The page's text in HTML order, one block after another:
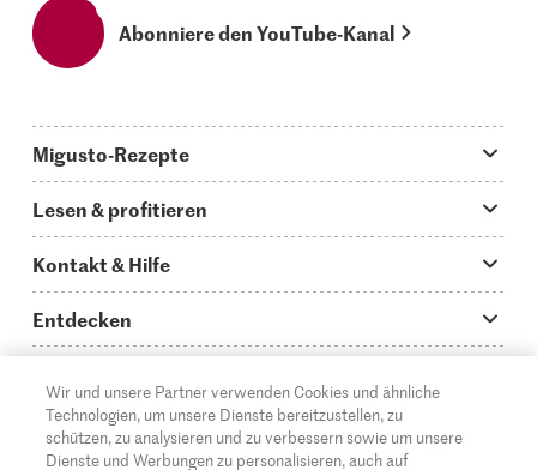
Abonniere den YouTube-Kanal
Migusto-Rezepte
Was koche ich heute?
Hauptgerichte
Schnelle & einfache Rezepte
Apéro & Fingerfood
Backen
Lesen & profitieren
Storys
How to-Videos
Glossar
Migusto Login
Kontakt & Hilfe
Infos zum Kochen mit Migusto
Kontakt
Mediadaten Werbetreibende
Entdecken
Supermarkt
Migros Online
Über die Migros
DE FR IT
Wir und unsere Partner verwenden Cookies und ähnliche
Technologien, um unsere Dienste bereitzustellen, zu
schützen, zu analysieren und zu verbessern sowie um unsere
Dienste und Werbungen zu personalisieren, auch auf